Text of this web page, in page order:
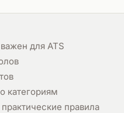
для ATS
категориям
правила